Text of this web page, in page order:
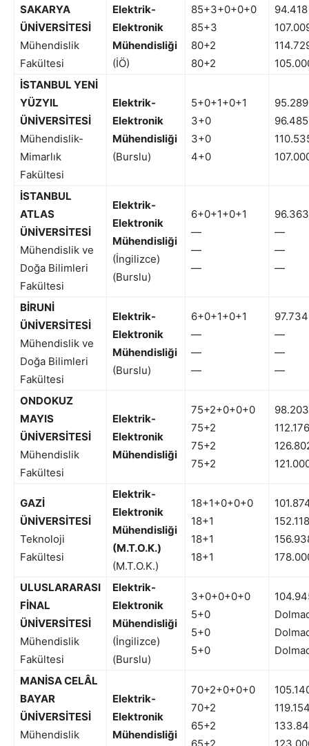
SAKARYA
ÜNİVERSİTESİ
Mühendislik
Fakültesi
Elektrik-
Elektronik
Mühendisliği
(İÖ)
85+3+0+0+0
85+3
80+2
80+2
94.418
İSTANBUL YENİ
YÜZYIL
ÜNİVERSİTESİ
Mühendislik-
Mimarlık
Fakültesi
Elektrik-
Elektronik
Mühendisliği
(Burslu)
5+0+1+0+1
3+0
3+0
4+0
95.289
96.485
İSTANBUL
ATLAS
ÜNİVERSİTESİ
Mühendislik ve
Doğa Bilimleri
Fakültesi
Elektrik-
Elektronik
Mühendisliği
(İngilizce)
(Burslu)
6+0+1+0+1
—
—
—
96.363
—
—
—
BİRUNİ
ÜNİVERSİTESİ
Mühendislik ve
Doğa Bilimleri
Fakültesi
Elektrik-
Elektronik
Mühendisliği
(Burslu)
6+0+1+0+1
—
—
—
97.734
—
—
—
ONDOKUZ
MAYIS
ÜNİVERSİTESİ
Mühendislik
Fakültesi
Elektrik-
Elektronik
Mühendisliği
75+2+0+0+0
75+2
75+2
75+2
98.203
112.176
GAZİ
ÜNİVERSİTESİ
Teknoloji
Fakültesi
Elektrik-
Elektronik
Mühendisliği
(M.T.O.K.)
(M.T.O.K.)
18+1+0+0+0
18+1
18+1
18+1
152.118
ULUSLARARASI
FİNAL
ÜNİVERSİTESİ
Mühendislik
Fakültesi
Elektrik-
Elektronik
Mühendisliği
(İngilizce)
(Burslu)
3+0+0+0+0
5+0
5+0
5+0
MANİSA CELÂL
BAYAR
ÜNİVERSİTESİ
Mühendislik
Elektrik-
Elektronik
Mühendisliği
70+2+0+0+0
70+2
65+2